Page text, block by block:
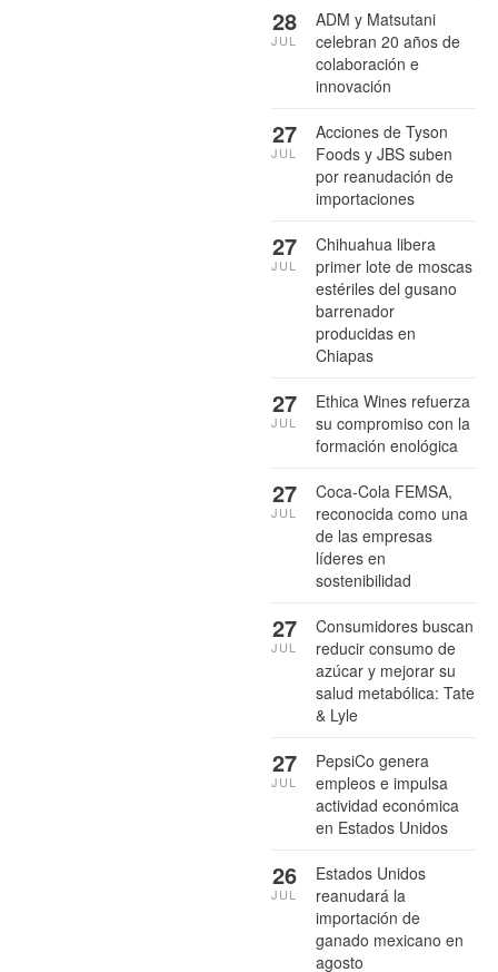
ADM y Matsutani
celebran 20 años de
colaboración e
innovación
28
JUL
Acciones de Tyson
Foods y JBS suben
por reanudación de
importaciones
27
JUL
Chihuahua libera
primer lote de moscas
estériles del gusano
barrenador
producidas en
Chiapas
27
JUL
Ethica Wines refuerza
su compromiso con la
formación enológica
27
JUL
Coca-Cola FEMSA,
reconocida como una
de las empresas
líderes en
sostenibilidad
27
JUL
Consumidores buscan
reducir consumo de
azúcar y mejorar su
salud metabólica: Tate
& Lyle
27
JUL
PepsiCo genera
empleos e impulsa
actividad económica
en Estados Unidos
27
JUL
Estados Unidos
reanudará la
importación de
ganado mexicano en
agosto
26
JUL